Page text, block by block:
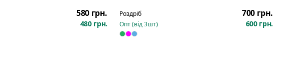
580 грн.
480 грн.
Роздріб 700 грн.
Опт (від3шт) 600 грн.